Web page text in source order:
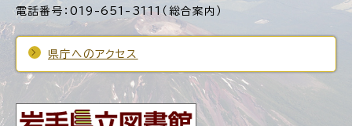
電話番号：019-651-3111（総合案内）
県庁へのアクセス